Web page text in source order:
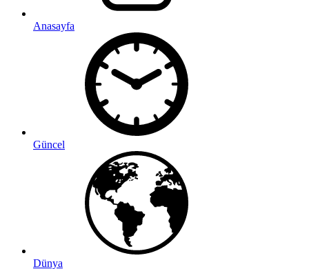
Anasayfa
Güncel
Dünya